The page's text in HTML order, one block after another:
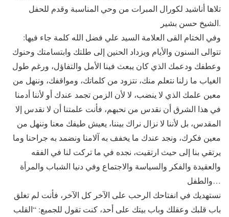
تلاها أناشيد لكورال المبرات من وحي المناسبة وقدم للحفل
الشيخ حسن بشير.
وفي الختام القى العلامة السيد علي فضل الله كلمة جاء فيها:
تتوالى السنون والأيام ويزداد الحنين إلى طلتك وابتسامتك وحنوك
وعطفك ودعمك الذي كان يبعث فينا الأمل والتفاؤل، ورغم طول
الغياب ما زلنا نتعلم منك، نتزود من كلماتك، ومواقفك، وننهل من
معين علمك الذي لا ينضب، لا لأن الزمن تجمد عندك أو لأننا أدمنا
في هذا الشرق أن نقدس من نحبهم، فأنت علمتنا أن لا نقدس إلا
المقدس، بل لأننا لا نزال نراك بيننا، يعيش طيفك معنا وننهل من
معين فكرك، ونجد عندك ما يخفف به آلامنا ونضمد به جراحنا وما
يرتقي بنا إلى حيث ارتقيت، نجده في ما تركت لنا في الفقه
والعقيدة والفكر والسياسة والاجتماع وفي دنيا الشباب والمرأة
والطفل…
نستهديك في انفتاحك الرحب على الآخر كل الآخر، فأنت لم تغلق
باب قلبك وعقلك وباب بيتك على أحد، كنت تقول للجميع: “القلب